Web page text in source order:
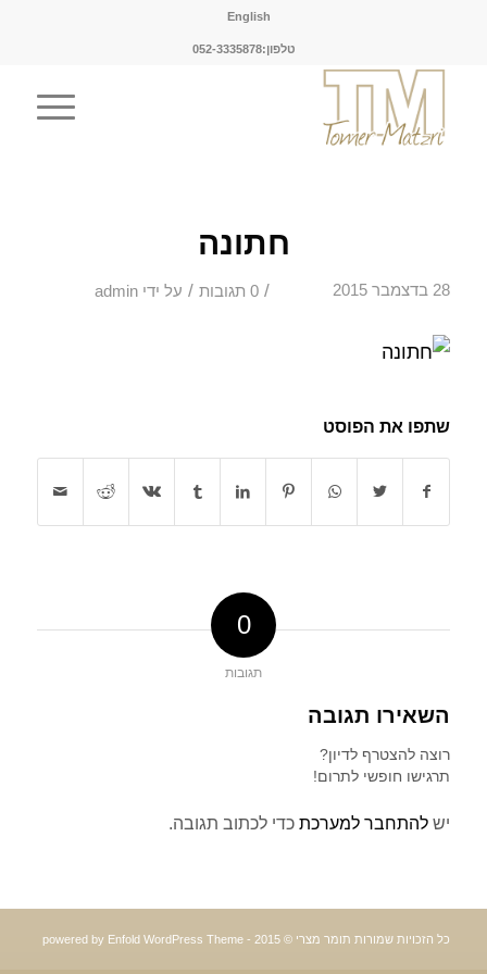
English
טלפון:052-3335878
חתונה
28 בדצמבר 2015 / 0 תגובות / על ידי admin
שתפו את הפוסט
0
תגובות
השאירו תגובה
רוצה להצטרף לדיון?
תרגישו חופשי לתרום!
יש להתחבר למערכתכדי לכתוב תגובה.
כל הזכויות שמורות תומר מצרי © 2015 - powered by Enfold WordPress Theme